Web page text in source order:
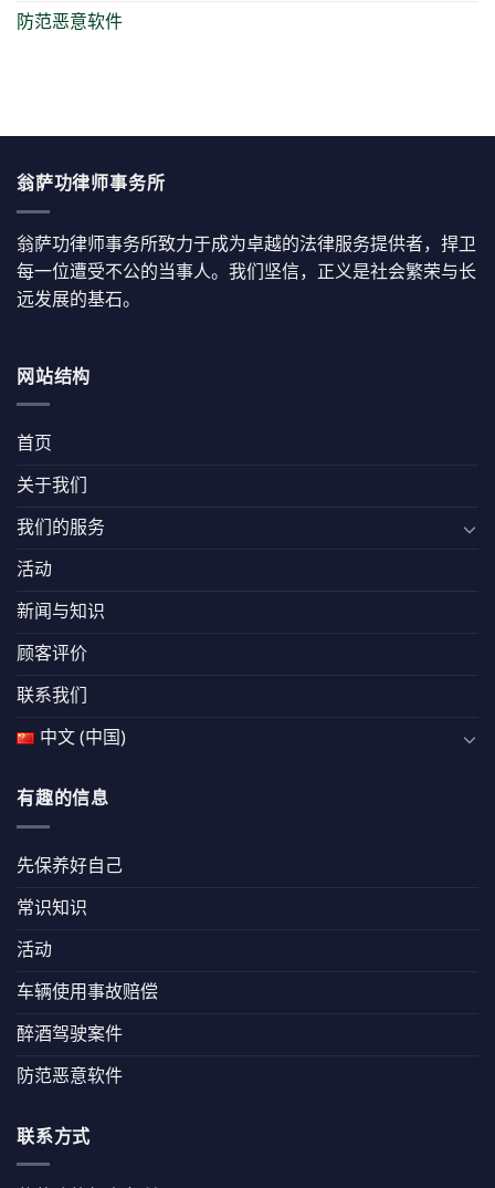
防范恶意软件
翁萨功律师事务所
翁萨功律师事务所致力于成为卓越的法律服务提供者，捍卫
每一位遭受不公的当事人。我们坚信，正义是社会繁荣与长
远发展的基石。
网站结构
首页
关于我们
我们的服务
活动
新闻与知识
顾客评价
联系我们
中文 (中国)
有趣的信息
先保养好自己
常识知识
活动
车辆使用事故赔偿
醉酒驾驶案件
防范恶意软件
联系方式